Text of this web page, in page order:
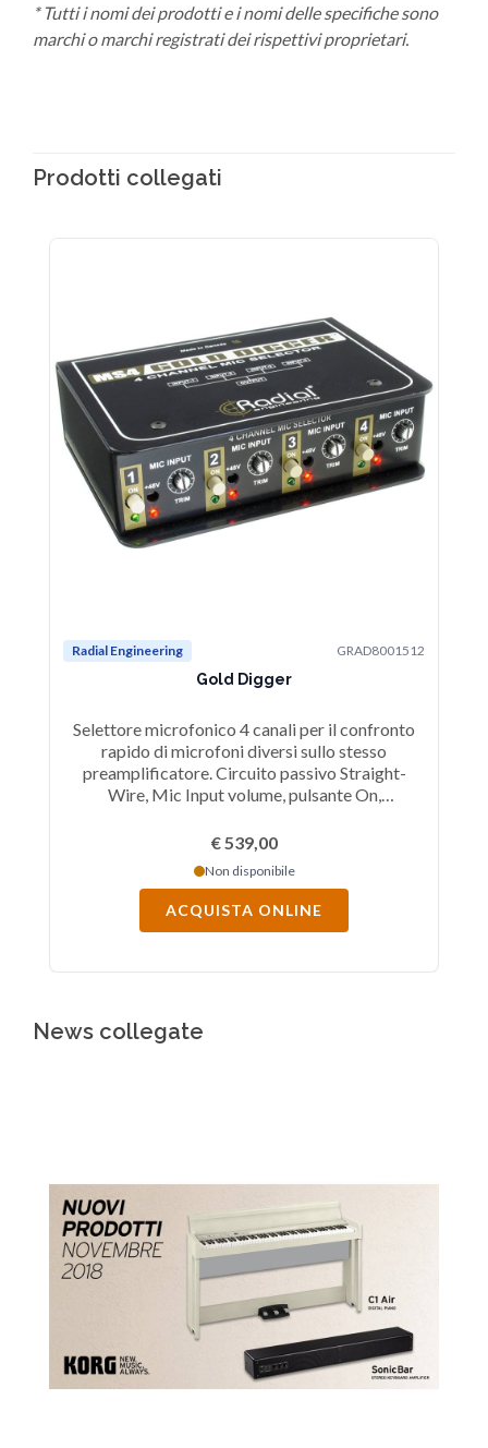
* Tutti i nomi dei prodotti e i nomi delle specifiche sono
marchi o marchi registrati dei rispettivi proprietari.
Prodotti collegati
Radial Engineering GRAD8001512
Gold Digger
Selettore microfonico 4 canali per il confronto
rapido di microfoni diversi sullo stesso
preamplificatore. Circuito passivo Straight-
Wire, Mic Input volume, pulsante On,
ingressi uscite connettori XLR, alimentazione
€ 539,00
Non disponibile
ACQUISTA ONLINE
News collegate